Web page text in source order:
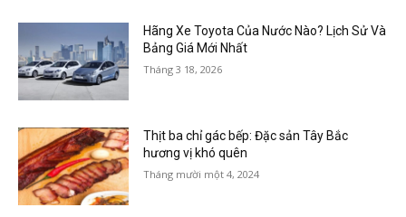
Hãng Xe Toyota Của Nước Nào? Lịch Sử Và
Bảng Giá Mới Nhất
Tháng 3 18, 2026
Thịt ba chỉ gác bếp: Đặc sản Tây Bắc
hương vị khó quên
Tháng mười một 4, 2024